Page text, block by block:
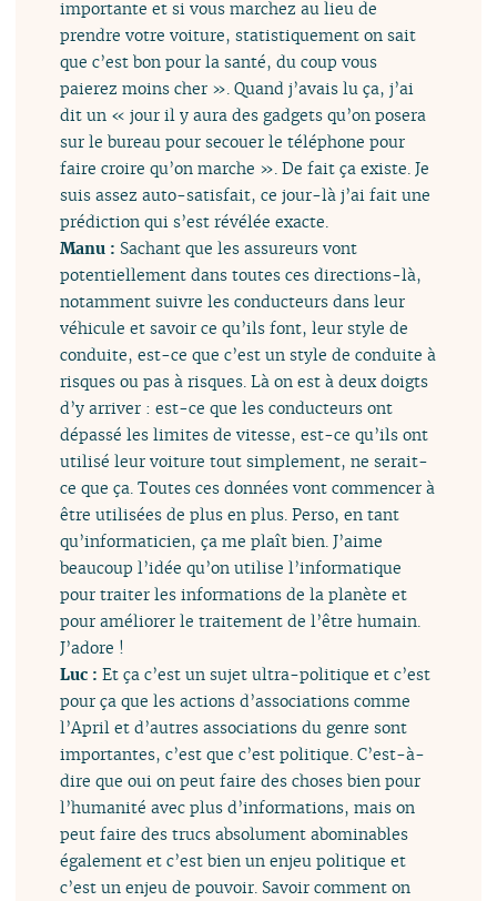
importante et si vous marchez au lieu de
prendre votre voiture, statistiquement on sait
que c’est bon pour la santé, du coup vous
paierez moins cher ». Quand j’avais lu ça, j’ai
dit un « jour il y aura des gadgets qu’on posera
sur le bureau pour secouer le téléphone pour
faire croire qu’on marche ». De fait ça existe. Je
suis assez auto-satisfait, ce jour-là j’ai fait une
prédiction qui s’est révélée exacte.
Manu : Sachant que les assureurs vont
potentiellement dans toutes ces directions-là,
notamment suivre les conducteurs dans leur
véhicule et savoir ce qu’ils font, leur style de
conduite, est-ce que c’est un style de conduite à
risques ou pas à risques. Là on est à deux doigts
d’y arriver : est-ce que les conducteurs ont
dépassé les limites de vitesse, est-ce qu’ils ont
utilisé leur voiture tout simplement, ne serait-
ce que ça. Toutes ces données vont commencer à
être utilisées de plus en plus. Perso, en tant
qu’informaticien, ça me plaît bien. J’aime
beaucoup l’idée qu’on utilise l’informatique
pour traiter les informations de la planète et
pour améliorer le traitement de l’être humain.
J’adore !
Luc :Et ça c’est un sujet ultra-politique et c’est
pour ça que les actions d’associations comme
l’April et d’autres associations du genre sont
importantes, c’est que c’est politique. C’est-à-
dire que oui on peut faire des choses bien pour
l’humanité avec plus d’informations, mais on
peut faire des trucs absolument abominables
également et c’est bien un enjeu politique et
c’est un enjeu de pouvoir. Savoir comment on